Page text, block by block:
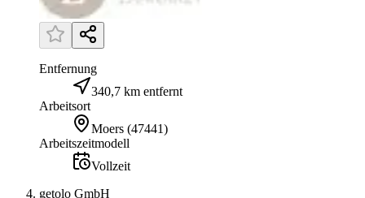
Entfernung
340,7 km entfernt
Arbeitsort
Moers (47441)
Arbeitszeitmodell
Vollzeit
getolo GmbH